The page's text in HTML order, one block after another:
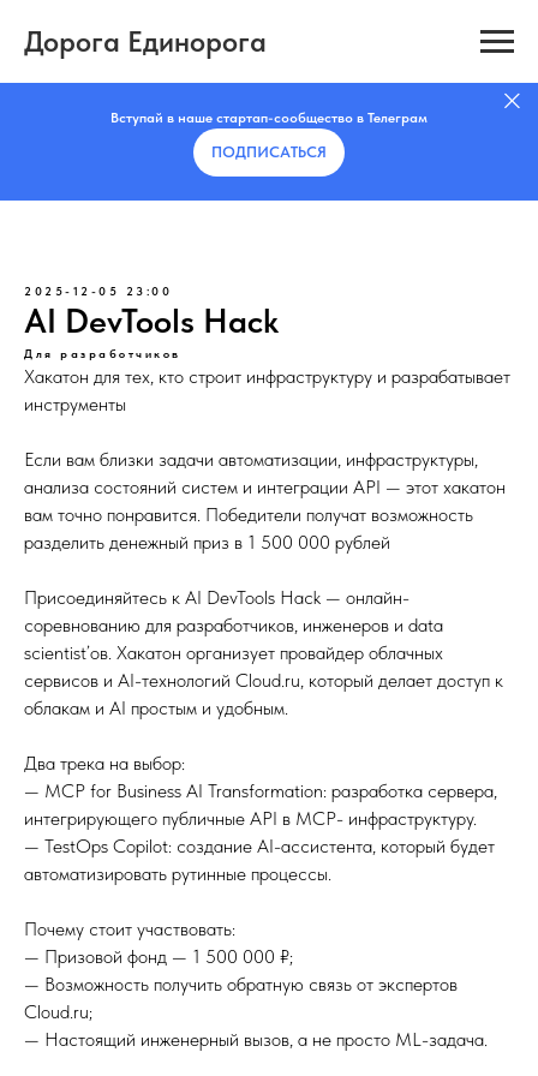
Дорога Единорога
Вступай в наше стартап-сообщество в Телеграм
ПОДПИСАТЬCЯ
2025-12-05 23:00
AI DevTools Hack
Для разработчиков
Хакатон для тех, кто строит инфраструктуру и разрабатывает
инструменты
Если вам близки задачи автоматизации, инфраструктуры,
анализа состояний систем и интеграции API — этот хакатон
вам точно понравится. Победители получат возможность
разделить денежный приз в 1 500 000 рублей
Присоединяйтесь к AI DevTools Hack — онлайн-
соревнованию для разработчиков, инженеров и data
scientist’ов. Хакатон организует провайдер облачных
сервисов и AI-технологий Cloud.ru, который делает доступ к
облакам и AI простым и удобным.
Два трека на выбор:
— MCP for Business AI Transformation: разработка сервера,
интегрирующего публичные API в MCP- инфраструктуру.
— TestOps Copilot: создание AI-ассистента, который будет
автоматизировать рутинные процессы.
Почему стоит участвовать:
— Призовой фонд — 1 500 000 ₽;
— Возможность получить обратную связь от экспертов
Cloud.ru;
— Настоящий инженерный вызов, а не просто ML-задача.